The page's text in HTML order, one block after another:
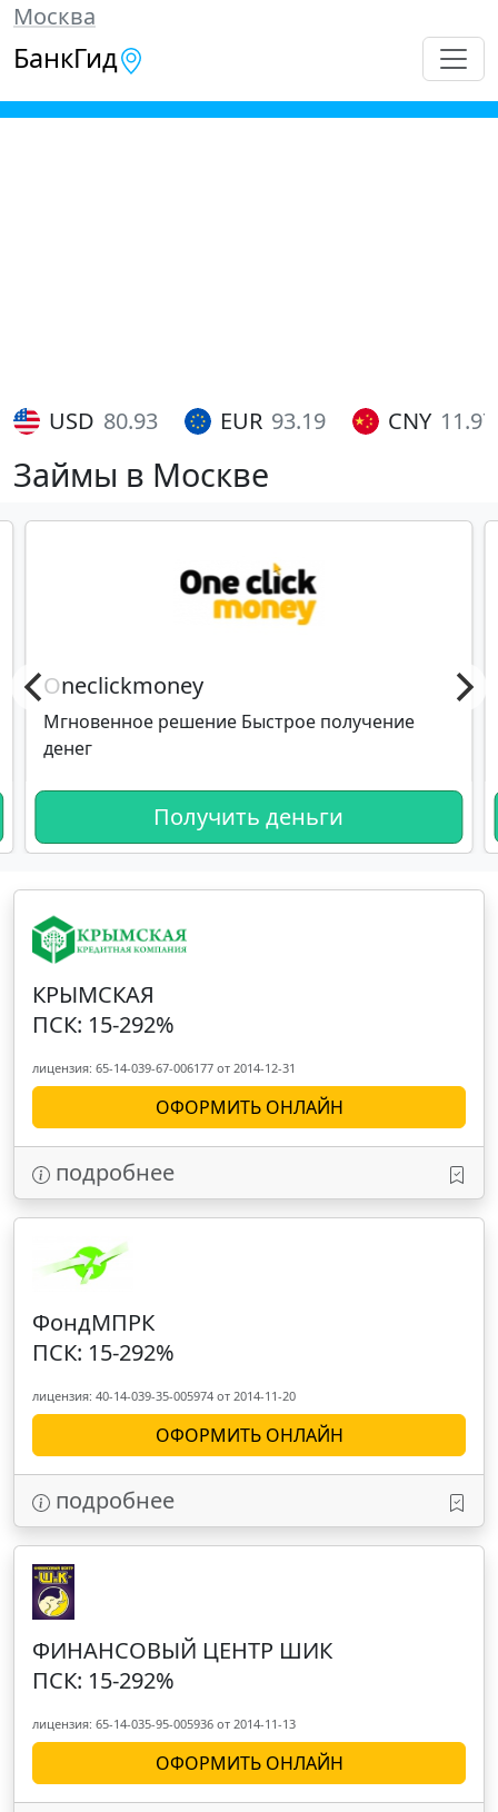
Москва
БанкГид
USD 80.93 EUR 93.19 CNY 11.97
Займы в Москве
Oneclickmoney
Мгновенное решение Быстрое получение
денег
Получить деньги
КРЫМСКАЯ
ПСК: 15-292%
лицензия: 65-14-039-67-006177 от 2014-12-31
ОФОРМИТЬ ОНЛАЙН
подробнее
ФондМПРК
ПСК: 15-292%
лицензия: 40-14-039-35-005974 от 2014-11-20
ОФОРМИТЬ ОНЛАЙН
подробнее
ФИНАНСОВЫЙ ЦЕНТР ШИК
ПСК: 15-292%
лицензия: 65-14-035-95-005936 от 2014-11-13
ОФОРМИТЬ ОНЛАЙН